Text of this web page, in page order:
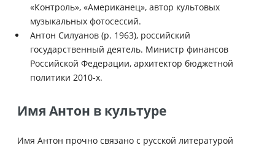
«Контроль», «Американец», автор культовых
музыкальных фотосессий.
Антон Силуанов (р. 1963), российский
государственный деятель. Министр финансов
Российской Федерации, архитектор бюджетной
политики 2010-х.
Имя Антон в культуре
Имя Антон прочно связано с русской литературой